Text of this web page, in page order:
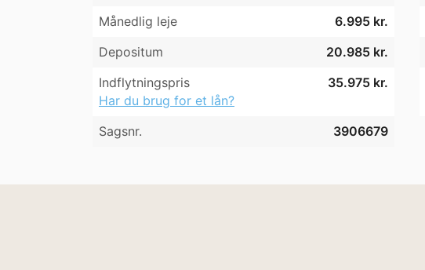
Månedlig leje
6.995 kr.
Depositum
20.985 kr.
Indflytningspris
35.975 kr.
Har du brug for et lån?
Sagsnr. 3906679